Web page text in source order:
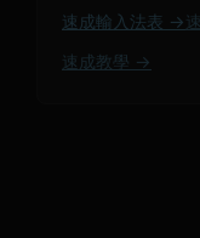
速成輸入法表 →
速成教學 →